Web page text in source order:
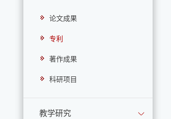
论文成果
专利
著作成果
科研项目
教学研究